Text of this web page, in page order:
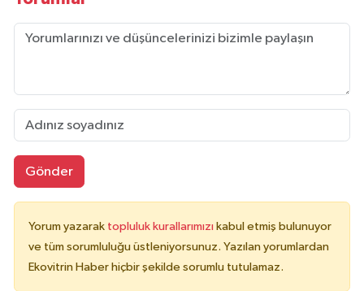
Gönder
Yorum yazarak topluluk kurallarımızı kabul etmiş bulunuyor
ve tüm sorumluluğu üstleniyorsunuz. Yazılan yorumlardan
Ekovitrin Haber hiçbir şekilde sorumlu tutulamaz.